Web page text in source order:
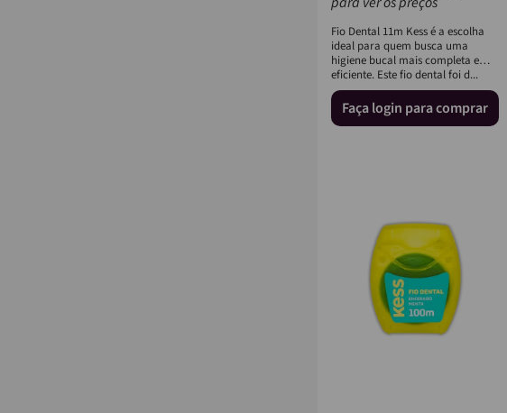
Fio Dental 11m Kess é a escolha
ideal para quem busca uma
higiene bucal mais completa e
eficiente. Este fio dental foi d...
Faça login para comprar